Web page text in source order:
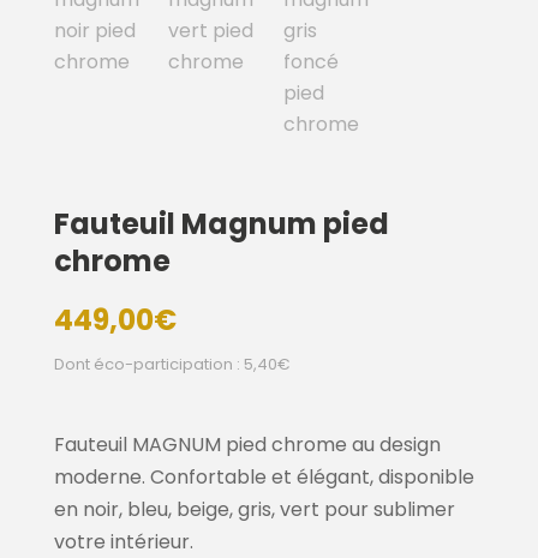
Fauteuil Magnum pied
chrome
449,00€
Dont éco-participation : 5,40€
Fauteuil MAGNUM pied chrome au design
moderne. Confortable et élégant, disponible
en noir, bleu, beige, gris, vert pour sublimer
votre intérieur.